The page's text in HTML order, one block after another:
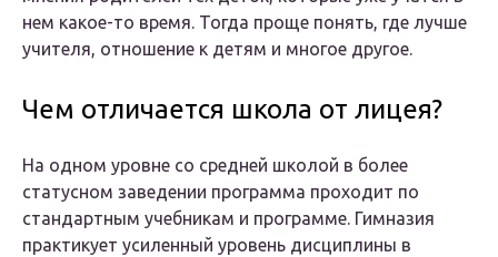
нем какое-то время. Тогда проще понять, где лучше
учителя, отношение к детям и многое другое.
Чем отличается школа от лицея?
На одном уровне со средней школой в более
статусном заведении программа проходит по
стандартным учебникам и программе. Гимназия
практикует усиленный уровень дисциплины в